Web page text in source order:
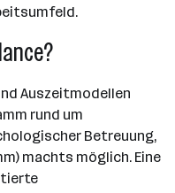
Auszeitmodellen
rund um
Betreuung,
machts möglich. Eine